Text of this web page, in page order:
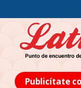
Publicítate